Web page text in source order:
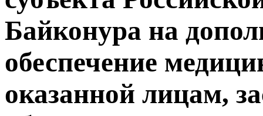
Байконура на
обеспечение
оказанной лицам,